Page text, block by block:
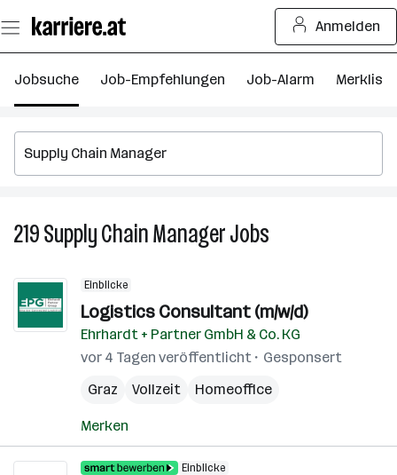
Seiteninhalt
springen
Anmelden
Jobsuche Job-Empfehlungen Job-Alarm Merkliste
219Supply Chain ManagerJobs
Jobs
Einblicke
Logistics Consultant (m/w/d)
Ehrhardt + Partner GmbH & Co. KG
vor 4 Tagen veröffentlicht
Gesponsert
Graz
Vollzeit Homeoffice
Merken
Einblicke